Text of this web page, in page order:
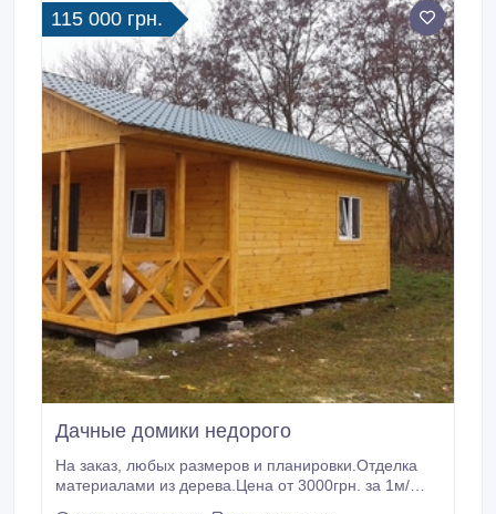
115 000 грн.
Дачные домики недорого
На заказ, любых размеров и планировки.Отделка
материалами из дерева.Цена от 3000грн. за 1м/